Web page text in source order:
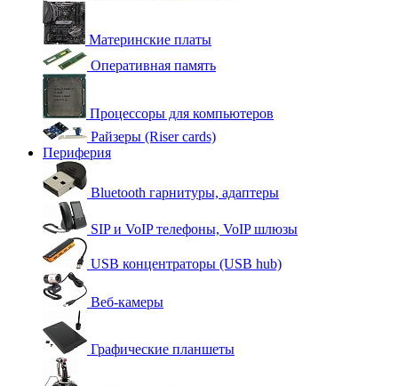
Материнские платы
Оперативная память
Процессоры для компьютеров
Райзеры (Riser cards)
Периферия
Bluetooth гарнитуры, адаптеры
SIP и VoIP телефоны, VoIP шлюзы
USB концентраторы (USB hub)
Веб-камеры
Графические планшеты